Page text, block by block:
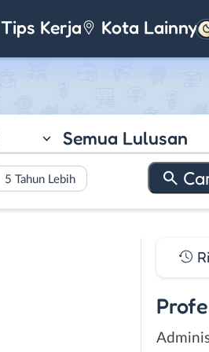
Tips Kerja Kota Lainnya
Semua Lulusan
5 Tahun Lebih